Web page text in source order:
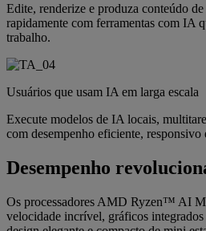
Edite, renderize e produza conteúdo
rapidamente com ferramentas com IA
trabalho.
Usuários que usam IA em larga escala
Execute modelos de IA locais,
com desempenho eficiente, responsivo
Desempenho
Os processadores AMD Ryzen™ AI
velocidade incrível, gráficos